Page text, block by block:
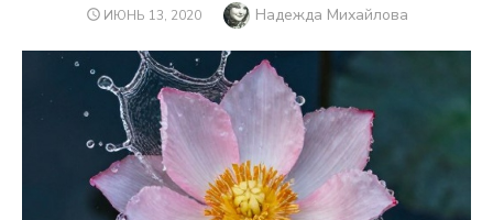
ОПУБЛИКОВАНО
ИЮНЬ 13, 2020 Автор
Надежда Михайлова